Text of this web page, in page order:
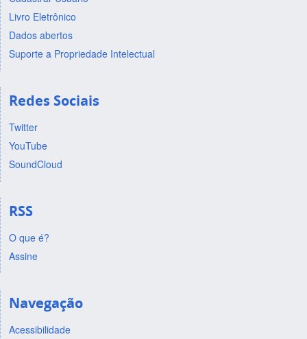
Livro Eletrônico
Dados abertos
Suporte a Propriedade Intelectual
Redes Sociais
Twitter
YouTube
SoundCloud
RSS
O que é?
Assine
Navegação
Acessibilidade